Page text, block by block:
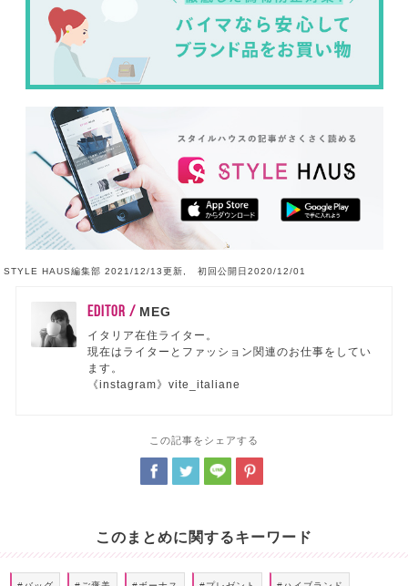
STYLE HAUS編集部 2021/12/13更新, 初回公開日2020/12/01
EDITOR / MEG
イタリア在住ライター。
現在はライターとファッション関連のお仕事をしてい
ます。
《instagram》vite_italiane
この記事をシェアする
このまとめに関するキーワード